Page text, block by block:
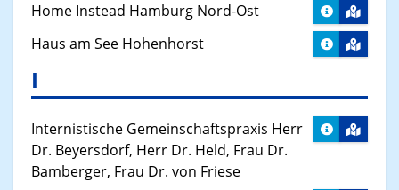
Home Instead Hamburg Nord-Ost
Haus am See Hohenhorst
I
Internistische Gemeinschaftspraxis Herr
Dr. Beyersdorf, Herr Dr. Held, Frau Dr.
Bamberger, Frau Dr. von Friese